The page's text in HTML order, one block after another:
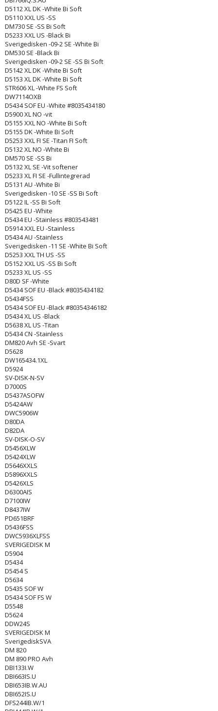
D5112 XL DK -White Bi Soft
D5110 XXL US -SS
DM730 SE -SS Bi Soft
D5233 XXL US -Black Bi
Sverigedisken -09-2 SE -White Bi
DM530 SE -Black Bi
Sverigedisken -09-2 SE -SS Bi Soft
D5142 XL DK -White Bi Soft
D5153 XL DK -White Bi Soft
STR606 XL -White FS Soft
DW7114OXB
D5434 SOF EU -White #8035434180
D5900 XL NO -vit
D5155 XXL NO -White Bi Soft
D5155 DK -White Bi Soft
D5253 XXL FI SE -Titan FI Soft
D5132 XL NO -White Bi
DM570 SE -SS Bi
D5132 XL SE -Vit softener
D5233 XL FI SE -Fullintegrerad
D5131 AU -White Bi
Sverigedisken -10 SE -SS Bi Soft
D5122 IL -SS Bi Soft
D5425 EU -White
D5434 EU -Stainless #803543481
D5914 XXL EU -Stainless
D5434 AU -Stainless
Sverigedisken -11 SE -White Bi Soft
D5253 XXL TH US -SS
D5152 XXL US -SS Bi Soft
D5233 XL US -SS
D80D SF -White
D5434 SOF EU -Black #8035434182
D5434FSS
D5434 SOF EU -Black #80354346182
D5434 XL US -Black
D5638 XL US -Titan
D5434 CN -Stainless
DM820 Avh SE -Svart
D5628
DW165434.1XL
D5924
SV-DISK-N-SV
D7000S
D5437ASOFW
D5424AW
DWC5906W
D80DA
D82DA
SV-DISK-O-SV
D5456XLW
D5424XLW
D5646XXLS
D5896XXLS
D5426XLS
D6300AIS
D7100IW
D8437IW
PD651BRF
D5436FSS
DWC5936XLFSS
SVERIGEDISK M
D5904
D5434
D5454 S
D5634
D5435 SOF W
D5434 SOF FS W
D5548
D5624
DDW24S
SVERIGEDISK M
SverigediskSVA
DM 820
DM 890 PRO Avh
DBI133I.W
DBI663IS.U
DBI653IB.W.AU
DBI652IS.U
DFS244IB.W/1